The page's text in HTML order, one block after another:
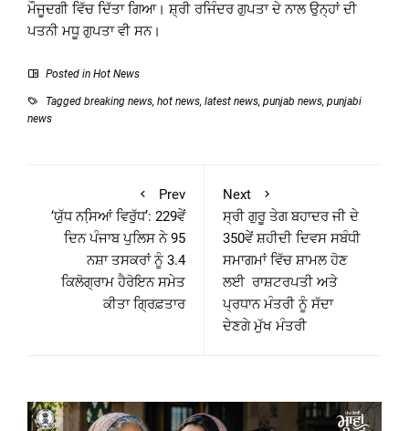
ਮੌਜੂਦਗੀ ਵਿੱਚ ਦਿੱਤਾ ਗਿਆ। ਸ਼੍ਰੀ ਰਜਿੰਦਰ ਗੁਪਤਾ ਦੇ ਨਾਲ ਉਨ੍ਹਾਂ ਦੀ
ਪਤਨੀ ਮਧੂ ਗੁਪਤਾ ਵੀ ਸਨ।
Posted in Hot News
Tagged breaking news, hot news, latest news, punjab news, punjabi
news
Prev
‘ਯੁੱਧ ਨਸਿ਼ਆਂ ਵਿਰੁੱਧ’: 229ਵੇਂ
ਦਿਨ ਪੰਜਾਬ ਪੁਲਿਸ ਨੇ 95
ਨਸ਼ਾ ਤਸਕਰਾਂ ਨੂੰ 3.4
ਕਿਲੋਗ੍ਰਾਮ ਹੈਰੋਇਨ ਸਮੇਤ
ਕੀਤਾ ਗ੍ਰਿਫ਼ਤਾਰ
Next
ਸ੍ਰੀ ਗੁਰੂ ਤੇਗ ਬਹਾਦਰ ਜੀ ਦੇ
350ਵੇਂ ਸ਼ਹੀਦੀ ਦਿਵਸ ਸਬੰਧੀ
ਸਮਾਗਮਾਂ ਵਿੱਚ ਸ਼ਾਮਲ ਹੋਣ
ਲਈ ਰਾਸ਼ਟਰਪਤੀ ਅਤੇ
ਪ੍ਰਧਾਨ ਮੰਤਰੀ ਨੂੰ ਸੱਦਾ
ਦੇਣਗੇ ਮੁੱਖ ਮੰਤਰੀ